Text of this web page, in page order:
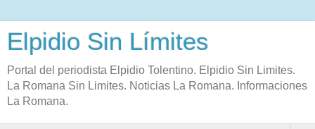
Elpidio Sin Límites
Portal del periodista Elpidio Tolentino. Elpidio Sin Limites.
La Romana Sin Limites. Noticias La Romana. Informaciones
La Romana.